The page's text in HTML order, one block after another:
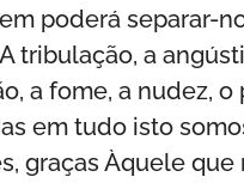
poderá separar-
tribulação, a
a fome, a nudez, o
em tudo isto
graças Àquele que